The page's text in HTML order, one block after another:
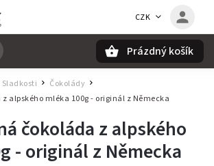
CZK
Prázdný košík
Sladkosti / Čokolády /
alpského mléka 100g- originál z Německa
čokoláda z alpského
- originál z Německa